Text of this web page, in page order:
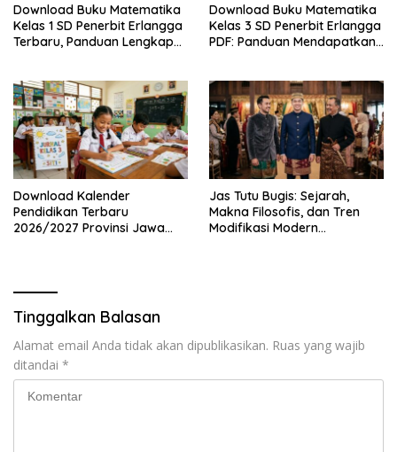
Download Buku Matematika
Kelas 1 SD Penerbit Erlangga
Terbaru, Panduan Lengkap
Legal
Download Buku Matematika
Kelas 3 SD Penerbit Erlangga
PDF: Panduan Mendapatkan
Download Kalender
Pendidikan Terbaru
2026/2027 Provinsi Jawa
Jas Tutu Bugis: Sejarah,
Makna Filosofis, dan Tren
Modifikasi Modern
Tinggalkan Balasan
Alamat email Anda tidak akan dipublikasikan. Ruas yang wajib
ditandai *